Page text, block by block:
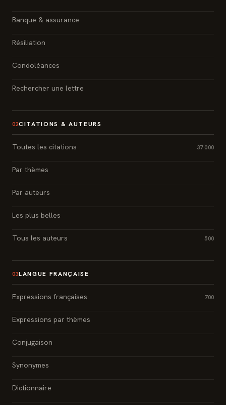
Banque & assurance
Résiliation
Condoléances
Rechercher une lettre
02CITATIONS & AUTEURS
Toutes les citations 37 000
Par thèmes
Par auteurs
Les plus belles
Tous les auteurs 500
03LANGUE FRANÇAISE
Expressions françaises 700
Expressions par thèmes
Conjugaison
Synonymes
Dictionnaire